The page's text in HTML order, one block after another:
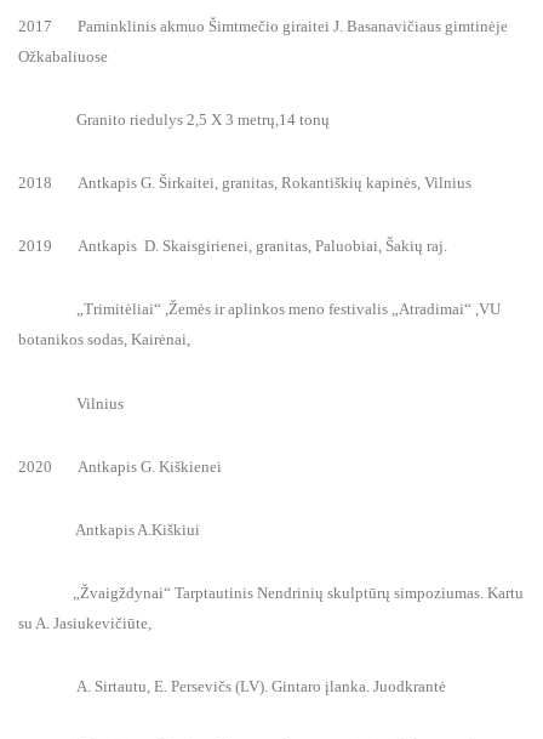
2017 Paminklinis akmuo Šimtmečio giraitei J. Basanavičiaus gimtinėje
Ožkabaliuose
Granito riedulys 2,5 X 3 metrų,14 tonų
2018 Antkapis G. Širkaitei, granitas, Rokantiškių kapinės, Vilnius
2019 Antkapis D. Skaisgirienei, granitas, Paluobiai, Šakių raj.
„Trimitėliai“ ,Žemės ir aplinkos meno festivalis „Atradimai“ ,VU
botanikos sodas, Kairėnai,
Vilnius
2020 Antkapis G. Kiškienei
Antkapis A.Kiškiui
„Žvaigždynai“ Tarptautinis Nendrinių skulptūrų simpoziumas. Kartu
su A. Jasiukevičiūte,
A. Sirtautu, E. Persevičs (LV). Gintaro įlanka. Juodkrantė